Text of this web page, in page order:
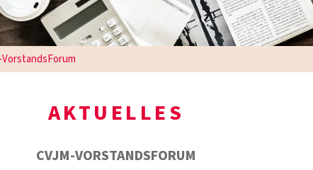
VorstandsForum
AKTUELLES
CVJM-VORSTANDSFORUM